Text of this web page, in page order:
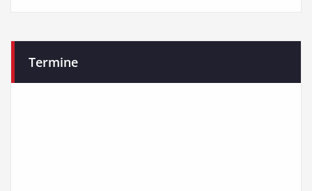
Termine